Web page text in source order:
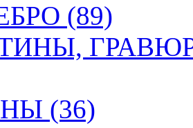
(89)
(36)